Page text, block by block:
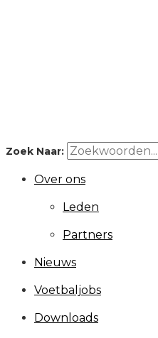
Zoek Naar:
Over ons
Leden
Partners
Nieuws
Voetbaljobs
Downloads